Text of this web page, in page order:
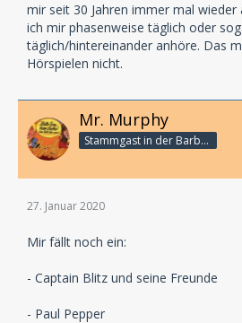
mir seit 30 Jahren immer mal wieder
ich mir phasenweise täglich oder
täglich/hintereinander anhöre. Das
Hörspielen nicht.
Mr. Murphy
Stammgast in der Barbarabar
27. Januar 2020
Mir fällt noch ein:
- Captain Blitz und seine Freunde
- Paul Pepper